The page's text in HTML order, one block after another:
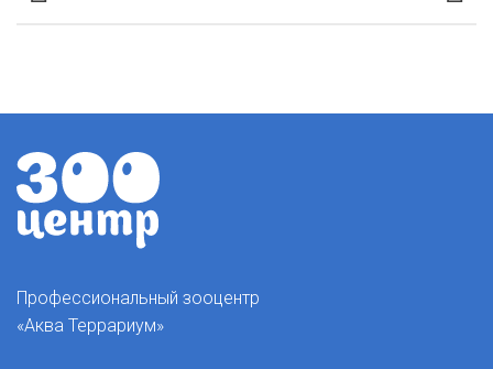
Профессиональный зооцентр
«Аква Террариум»